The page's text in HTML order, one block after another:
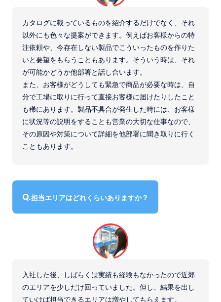
カタログに載っているものを紹介するだけでなく、それ
以外にも色々な提案ができます。例えばお客様からの特
注依頼や、今存在しない製品でこういったものを作りた
いと要望をもらうこともあります。そういう時は、それ
が可能かどうか他部署と話し合います。
また、お客様がどうしても緊急で商品が必要な時は、自
分で工場に取りに行って直接お客様に届けたりしたこと
も稀にあります。製品不具合が発生した時には、お客様
に状況等の説明をすることも営業の大切な仕事なので、
その原因や対策について詳細を他部署に聞き取りに行く
こともあります。
担当エリアはどれくらいありますか？
入社した後、しばらくは実績も経験もなかったので近郊
のエリアを少しだけ回っていました。但し、結果を出し
ていけば担当できるエリアは増やしてもらえます。